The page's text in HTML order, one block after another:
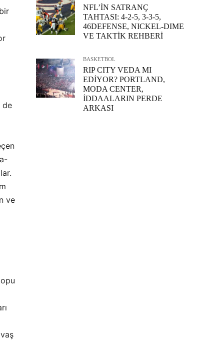
de
ve
NFL’İN SATRANÇ
TAHTASI: 4-2-5, 3-3-5,
46DEFENSE, NICKEL-DIME
VE TAKTİK REHBERİ
BASKETBOL
RIP CITY VEDA MI
EDİYOR? PORTLAND,
MODA CENTER,
İDDAALARIN PERDE
ARKASI